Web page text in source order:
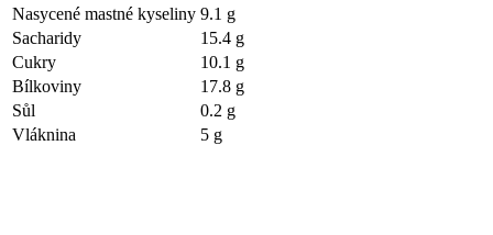
Nasycené mastné kyseliny 9.1 g
Sacharidy
15.4 g
Cukry
10.1 g
Bílkoviny
17.8 g
Sůl
0.2 g
Vláknina
5 g